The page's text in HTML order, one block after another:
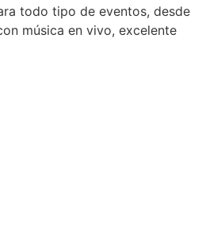
todo tipo de eventos, desde
música en vivo, excelente